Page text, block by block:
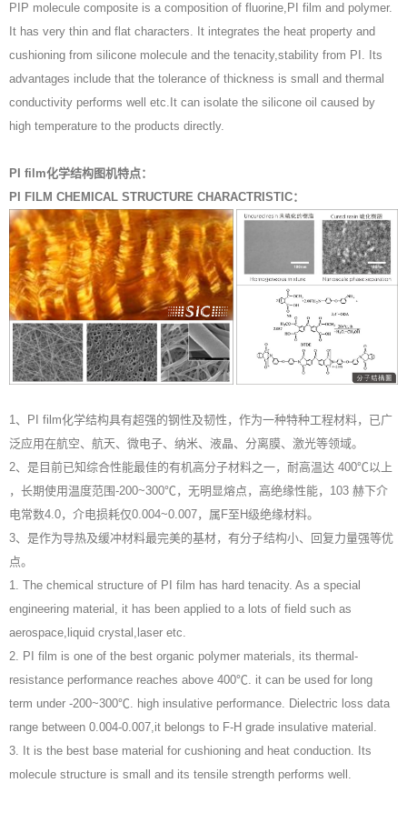
PIP molecule composite is a composition of fluorine,PI film and polymer.
It has very thin and flat characters. It integrates the heat property and
cushioning from silicone molecule and the tenacity,stability from PI. Its
advantages include that the tolerance of thickness is small and thermal
conductivity performs well etc.It can isolate the silicone oil caused by
high temperature to the products directly.
PI film化学结构图机特点：
PI FILM CHEMICAL STRUCTURE CHARACTRISTIC：
1、PI film化学结构具有超强的钢性及韧性，作为一种特种工程材料，已广
泛应用在航空、航天、微电子、纳米、液晶、分离膜、激光等领域。
2、是目前已知综合性能最佳的有机高分子材料之一，耐高温达 400℃以上
，长期使用温度范围-200~300℃，无明显熔点，高绝缘性能，103 赫下介
电常数4.0，介电损耗仅0.004~0.007，属F至H级绝缘材料。
3、是作为导热及缓冲材料最完美的基材，有分子结构小、回复力量强等优
点。
1. The chemical structure of PI film has hard tenacity. As a special
engineering material, it has been applied to a lots of field such as
aerospace,liquid crystal,laser etc.
2. PI film is one of the best organic polymer materials, its thermal-
resistance performance reaches above 400℃. it can be used for long
term under -200~300℃. high insulative performance. Dielectric loss data
range between 0.004-0.007,it belongs to F-H grade insulative material.
3. It is the best base material for cushioning and heat conduction. Its
molecule structure is small and its tensile strength performs well.